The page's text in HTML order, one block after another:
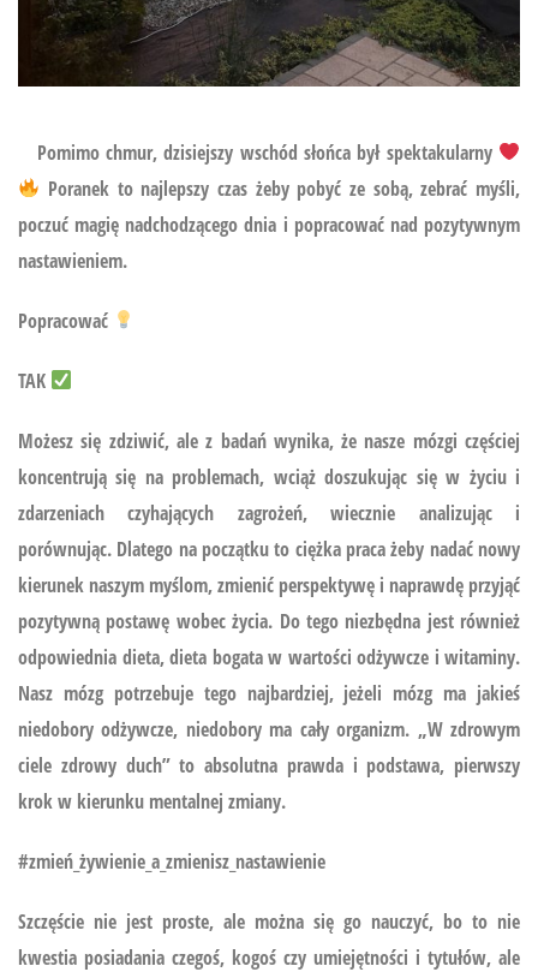
Pomimo chmur, dzisiejszy wschód słońca był spektakularny
Poranek to najlepszy czas żeby pobyć ze sobą, zebrać myśli,
poczuć magię nadchodzącego dnia i popracować nad pozytywnym
nastawieniem.
Popracować
TAK
Możesz się zdziwić, ale z badań wynika, że nasze mózgi częściej
koncentrują się na problemach, wciąż doszukując się w życiu i
zdarzeniach czyhających zagrożeń, wiecznie analizując i
porównując. Dlatego na początku to ciężka praca żeby nadać nowy
kierunek naszym myślom, zmienić perspektywę i naprawdę przyjąć
pozytywną postawę wobec życia. Do tego niezbędna jest również
odpowiednia dieta, dieta bogata w wartości odżywcze i witaminy.
Nasz mózg potrzebuje tego najbardziej, jeżeli mózg ma jakieś
niedobory odżywcze, niedobory ma cały organizm. „W zdrowym
ciele zdrowy duch” to absolutna prawda i podstawa, pierwszy
krok w kierunku mentalnej zmiany.
#zmień_żywienie_a_zmienisz_nastawienie
Szczęście nie jest proste, ale można się go nauczyć, bo to nie
kwestia posiadania czegoś, kogoś czy umiejętności i tytułów, ale